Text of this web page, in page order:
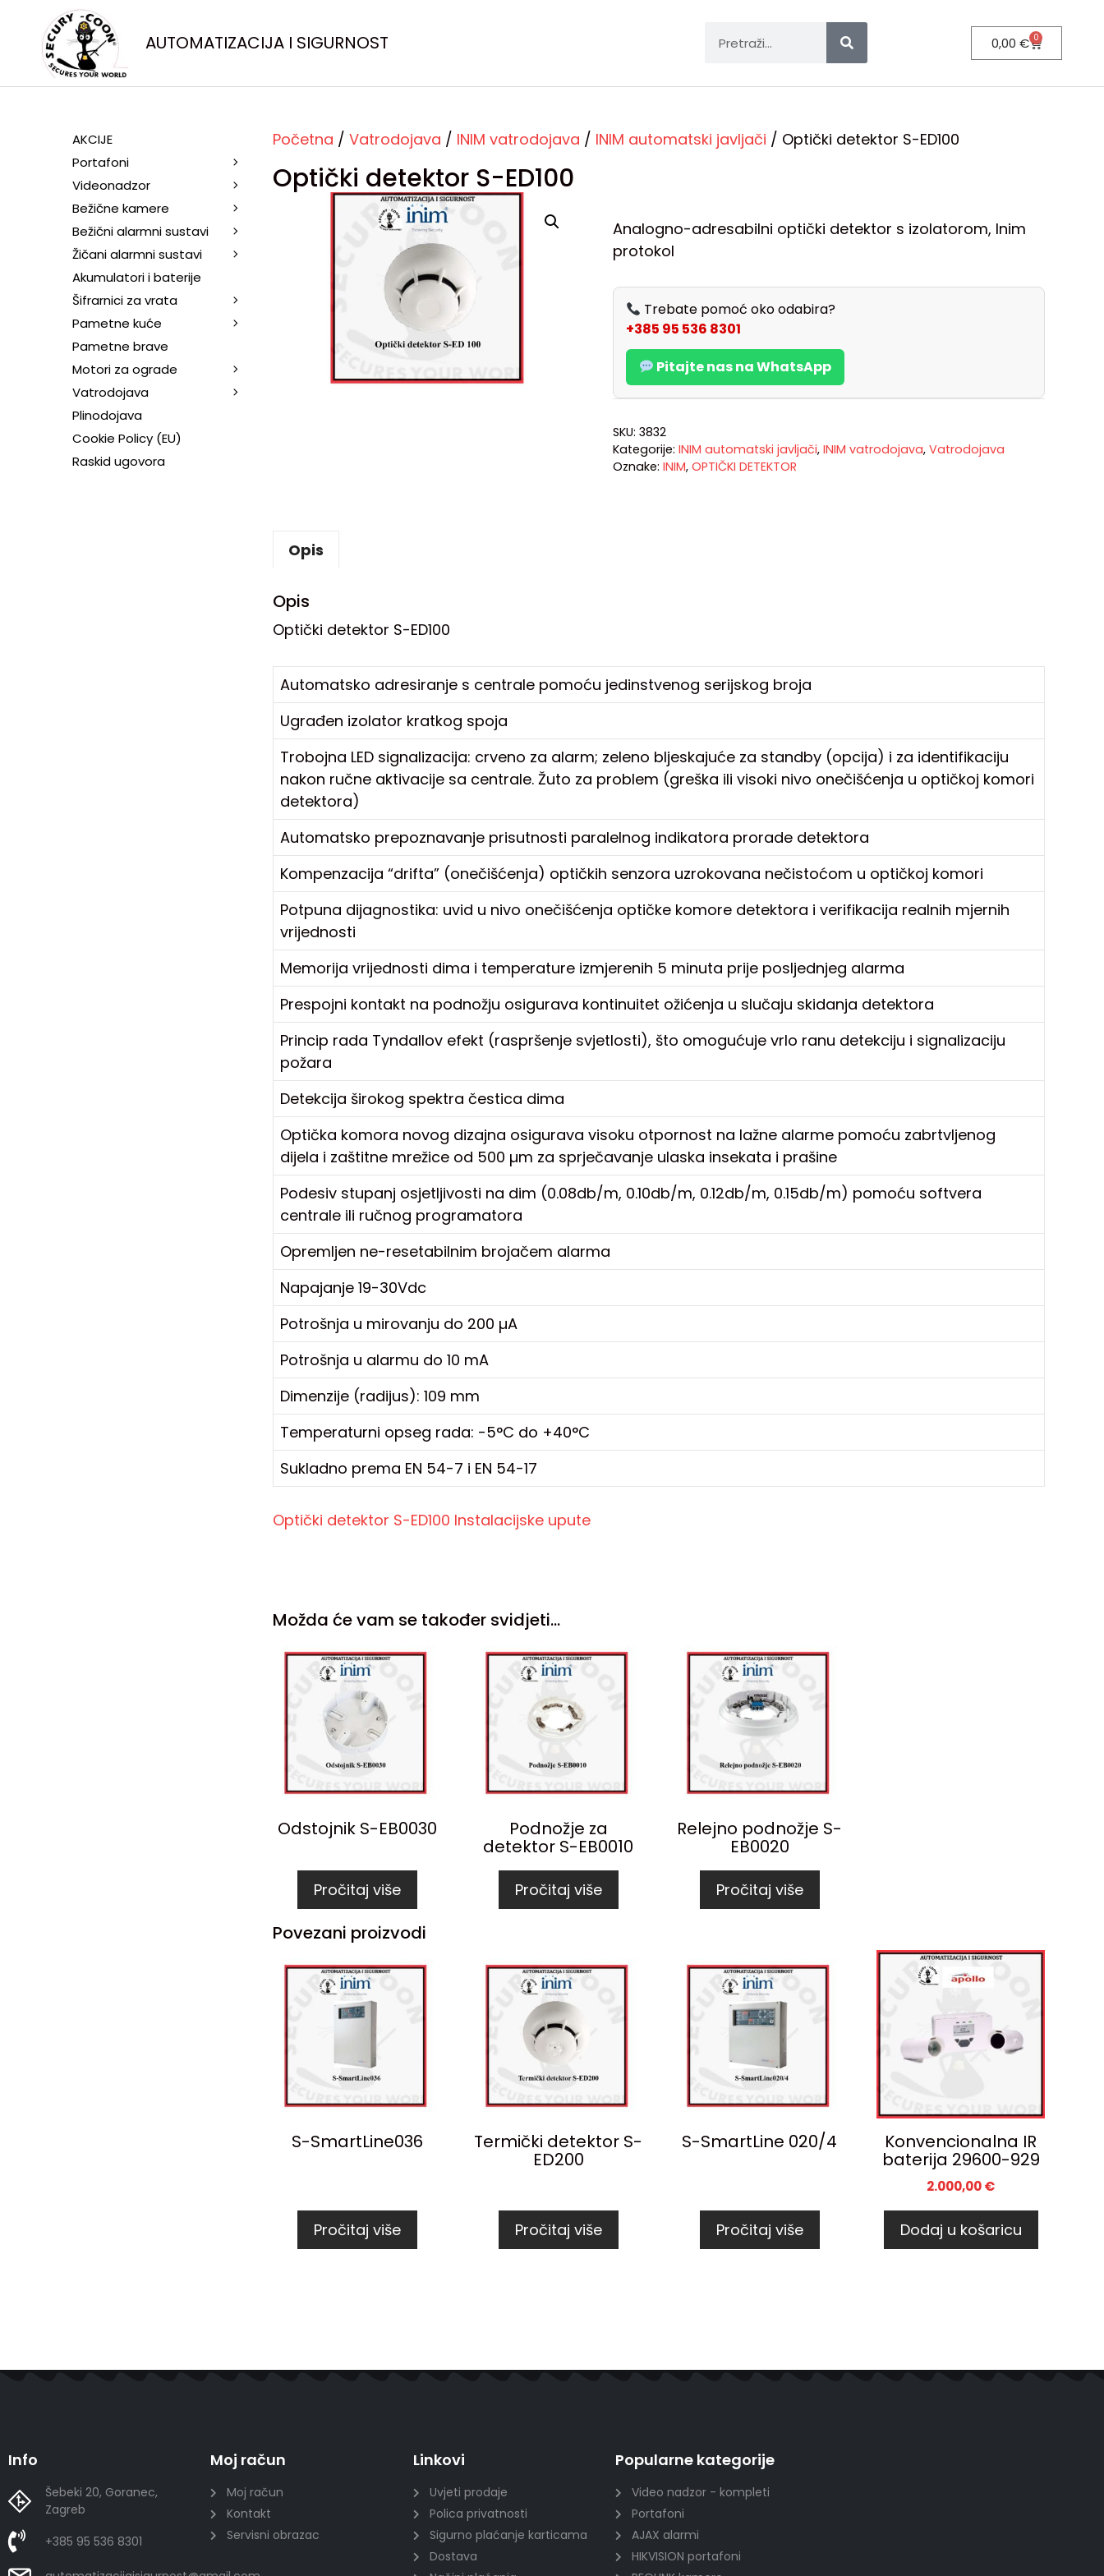
AUTOMATIZACIJA I SIGURNOST 0,00€ 0
Početna / Vatrodojava / INIM vatrodojava / INIM automatski javljači / Optički detektor S-ED100
Optički detektor S-ED100
Analogno-adresabilni optički detektor s izolatorom, Inim
protokol
Trebate pomoć oko odabira?
+385 95 536 8301
Pitajte nas na WhatsApp
SKU: 3832
Kategorije: INIM automatski javljači, INIM vatrodojava, Vatrodojava
Oznake: INIM, OPTIČKI DETEKTOR
Opis
Opis
Optički detektor S-ED100
Automatsko adresiranje s centrale pomoću jedinstvenog serijskog broja
Ugrađen izolator kratkog spoja
Trobojna LED signalizacija: crveno za alarm; zeleno bljeskajuće za standby (opcija) i za identifikaciju
nakon ručne aktivacije sa centrale. Žuto za problem (greška ili visoki nivo onečišćenja u optičkoj komori
detektora)
Automatsko prepoznavanje prisutnosti paralelnog indikatora prorade detektora
Kompenzacija “drifta” (onečišćenja) optičkih senzora uzrokovana nečistoćom u optičkoj komori
Potpuna dijagnostika: uvid u nivo onečišćenja optičke komore detektora i verifikacija realnih mjernih
vrijednosti
Memorija vrijednosti dima i temperature izmjerenih 5 minuta prije posljednjeg alarma
Prespojni kontakt na podnožju osigurava kontinuitet ožićenja u slučaju skidanja detektora
Princip rada Tyndallov efekt (raspršenje svjetlosti), što omogućuje vrlo ranu detekciju i signalizaciju
požara
Detekcija širokog spektra čestica dima
Optička komora novog dizajna osigurava visoku otpornost na lažne alarme pomoću zabrtvljenog
dijela i zaštitne mrežice od 500 µm za sprječavanje ulaska insekata i prašine
Podesiv stupanj osjetljivosti na dim (0.08db/m, 0.10db/m, 0.12db/m, 0.15db/m) pomoću softvera
centrale ili ručnog programatora
Opremljen ne-resetabilnim brojačem alarma
Napajanje 19-30Vdc
Potrošnja u mirovanju do 200 µA
Potrošnja u alarmu do 10 mA
Dimenzije (radijus): 109 mm
Temperaturni opseg rada: -5°C do +40°C
Sukladno prema EN 54-7 i EN 54-17
Optički detektor S-ED100 Instalacijske upute
Možda će vam se također svidjeti…
Odstojnik S-EB0030
Pročitaj više
Podnožje za
detektor S-EB0010
Pročitaj više
Relejno podnožje S-
EB0020
Pročitaj više
Povezani proizvodi
S-SmartLine036
Pročitaj više
Termički detektor S-
ED200
Pročitaj više
S-SmartLine 020/4
Pročitaj više
Konvencionalna IR
baterija 29600-929
2.000,00€
Dodaj u košaricu
AKCIJE
Portafoni
Videonadzor
Bežične kamere
Bežični alarmni sustavi
Žičani alarmni sustavi
Akumulatori i baterije
Šifrarnici za vrata
Pametne kuće
Pametne brave
Motori za ograde
Vatrodojava
Plinodojava
Cookie Policy (EU)
Raskid ugovora
Info
Šebeki 20, Goranec,
Zagreb
+385 95 536 8301
Moj račun
Moj račun
Kontakt
Servisni obrazac
Linkovi
Uvjeti prodaje
Polica privatnosti
Sigurno plaćanje karticama
Dostava
Popularne kategorije
Video nadzor - kompleti
Portafoni
AJAX alarmi
HIKVISION portafoni